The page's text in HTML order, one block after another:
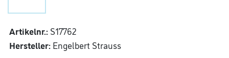
Artikelnr.: S17762
Hersteller: Engelbert Strauss